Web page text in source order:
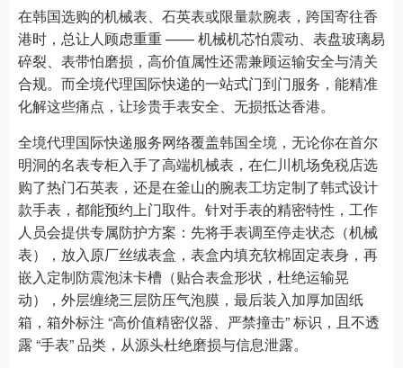
在韩国选购的机械表、石英表或限量款腕表，跨国寄往香
港时，总让人顾虑重重 —— 机械机芯怕震动、表盘玻璃易
碎裂、表带怕磨损，高价值属性还需兼顾运输安全与清关
合规。而全境代理国际快递的一站式门到门服务，能精准
化解这些痛点，让珍贵手表安全、无损抵达香港。
全境代理国际快递服务网络覆盖韩国全境，无论你在首尔
明洞的名表专柜入手了高端机械表，在仁川机场免税店选
购了热门石英表，还是在釜山的腕表工坊定制了韩式设计
款手表，都能预约上门取件。针对手表的精密特性，工作
人员会提供专属防护方案：先将手表调至停走状态（机械
表），放入原厂丝绒表盒，表盒内填充软棉固定表身，再
嵌入定制防震泡沫卡槽（贴合表盒形状，杜绝运输晃
动），外层缠绕三层防压气泡膜，最后装入加厚加固纸
箱，箱外标注 “高价值精密仪器、严禁撞击” 标识，且不透
露 “手表” 品类，从源头杜绝磨损与信息泄露。